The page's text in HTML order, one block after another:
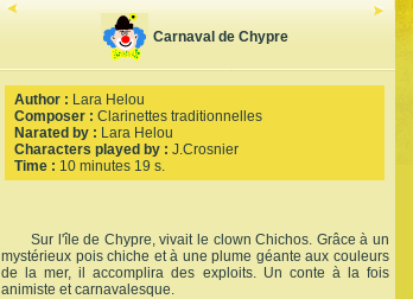
Carnaval de Chypre
Author : Lara Helou
Composer : Clarinettes traditionnelles
Narated by : Lara Helou
Characters played by : J.Crosnier
Time : 10 minutes 19 s.
Sur l'île de Chypre, vivait le clown Chichos. Grâce à un
mystérieux pois chiche et à une plume géante aux couleurs
de la mer, il accomplira des exploits. Un conte à la fois
animiste et carnavalesque.